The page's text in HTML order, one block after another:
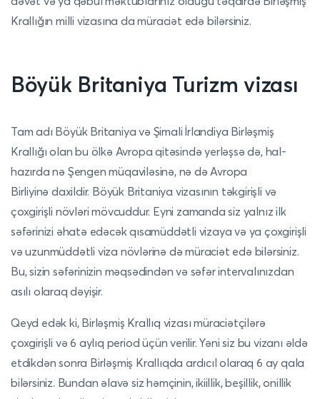
Krallığın milli vizasına da müraciət edə bilərsiniz.
Böyük Britaniya Turizm vizası
Tam adı Böyük Britaniya və Şimali İrlandiya Birləşmiş
Krallığı olan bu ölkə Avropa qitəsində yerləşsə də, hal-
hazırda nə Şengen müqaviləsinə, nə də Avropa
Birliyinə daxildir. Böyük Britaniya vizasının təkgirişli və
çoxgirişli növləri mövcuddur. Eyni zamanda siz yalnız ilk
səfərinizi əhatə edəcək qısamüddətli vizaya və ya çoxgirişli
və uzunmüddətli viza növlərinə də müraciət edə bilərsiniz.
Bu, sizin səfərinizin məqsədindən və səfər intervalınızdan
asılı olaraq dəyişir.
Qeyd edək ki, Birləşmiş Krallıq vizası müraciətçilərə
çoxgirişli və 6 aylıq period üçün verilir. Yəni siz bu vizanı əldə
etdikdən sonra Birləşmiş Krallıqda ardıcıl olaraq 6 ay qala
bilərsiniz. Bundan əlavə siz həmçinin, ikiillik, beşillik, onillik